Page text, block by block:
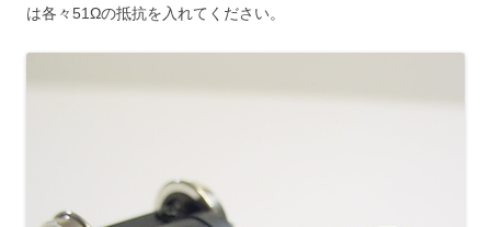
は各々51Ωの抵抗を入れてください。